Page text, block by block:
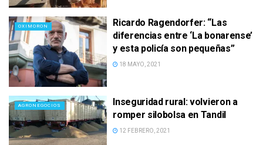
OXIMORON
Ricardo Ragendorfer: “Las
diferencias entre ‘La bonarense’
y esta policía son pequeñas”
18 MAYO, 2021
AGRONEGOCIOS
Inseguridad rural: volvieron a
romper silobolsa en Tandil
12 FEBRERO, 2021